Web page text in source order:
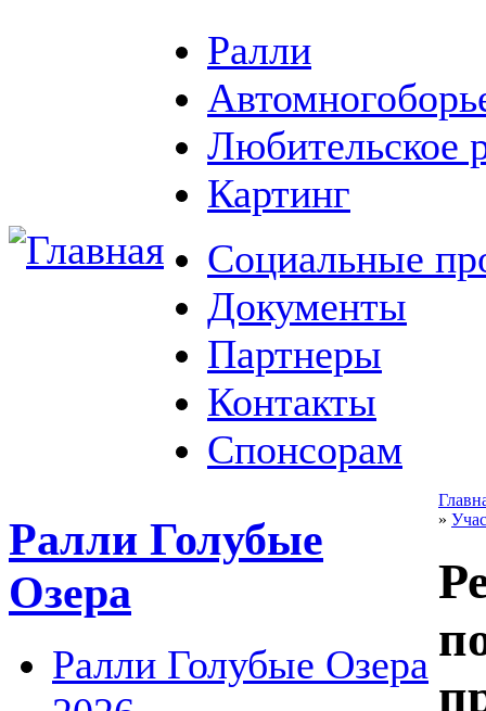
Ралли
Любительское
Картинг
Социальные
Документы
Партнеры
Контакты
Спонсорам
Ралли Голубые
Озера
Ралли Голубые Озера
»